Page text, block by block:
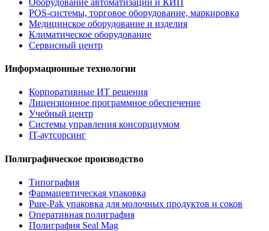
POS-системы, торговое оборудование, маркировка
Медицинское оборудование и изделия
Климатическое оборудование
Сервисный центр
Информационные технологии
Корпоративные ИТ решения
Лицензионное программное обеспечение
Учебный центр
Системы управления консорциумом
IT-аутсорсинг
Полиграфическое производство
Типография
Фармацевтическая упаковка
Pure-Pak упаковка для молочных продуктов и соков
Оперативная полиграфия
Полиграфия Seal Mag